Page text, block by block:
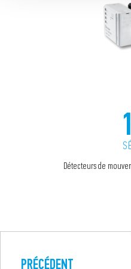
Détecteurs de
PRÉCÉDENT